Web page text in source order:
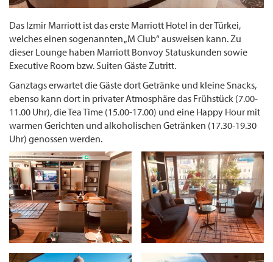
Das Izmir Marriott ist das erste Marriott Hotel in der Türkei,
welches einen sogenannten „M Club“ ausweisen kann. Zu
dieser Lounge haben Marriott Bonvoy Statuskunden sowie
Executive Room bzw. Suiten Gäste Zutritt.
Ganztags erwartet die Gäste dort Getränke und kleine Snacks,
ebenso kann dort in privater Atmosphäre das Frühstück (7.00-
11.00 Uhr), die Tea Time (15.00-17.00) und eine Happy Hour mit
warmen Gerichten und alkoholischen Getränken (17.30-19.30
Uhr) genossen werden.